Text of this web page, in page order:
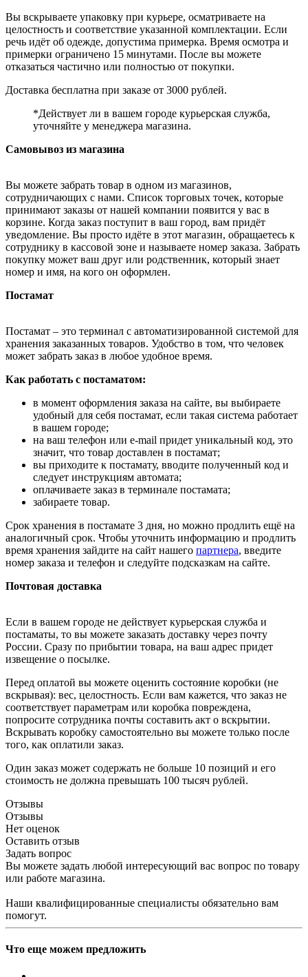
Вы вскрываете упаковку при курьере, осматриваете на
целостность и соответствие указанной комплектации. Если
речь идёт об одежде, допустима примерка. Время осмотра и
примерки ограничено 15 минутами. После вы можете
отказаться частично или полностью от покупки.
Доставка бесплатна при заказе от 3000 рублей.
*Действует ли в вашем городе курьерская служба,
уточняйте у менеджера магазина.
Самовывоз из магазина
Вы можете забрать товар в одном из магазинов,
сотрудничающих с нами. Список торговых точек, которые
принимают заказы от нашей компании появится у вас в
корзине. Когда заказ поступит в ваш город, вам придёт
уведомление. Вы просто идёте в этот магазин, обращаетесь к
сотруднику в кассовой зоне и называете номер заказа. Забрать
покупку может ваш друг или родственник, который знает
номер и имя, на кого он оформлен.
Постамат
Постамат – это терминал с автоматизированной системой для
хранения заказанных товаров. Удобство в том, что человек
может забрать заказ в любое удобное время.
Как работать с постаматом:
в момент оформления заказа на сайте, вы выбираете
удобный для себя постамат, если такая система работает
в вашем городе;
на ваш телефон или e-mail придет уникальный код, это
значит, что товар доставлен в постамат;
вы приходите к постамату, вводите полученный код и
следует инструкциям автомата;
оплачиваете заказ в терминале постамата;
забираете товар.
Срок хранения в постамате 3 дня, но можно продлить ещё на
аналогичный срок. Чтобы уточнить информацию и продлить
время хранения зайдите на сайт нашего партнера, введите
номер заказа и телефон и следуйте подсказкам на сайте.
Почтовая доставка
Если в вашем городе не действует курьерская служба и
постаматы, то вы можете заказать доставку через почту
России. Сразу по прибытии товара, на ваш адрес придет
извещение о посылке.
Перед оплатой вы можете оценить состояние коробки (не
вскрывая): вес, целостность. Если вам кажется, что заказ не
соответствует параметрам или коробка повреждена,
попросите сотрудника почты составить акт о вскрытии.
Вскрывать коробку самостоятельно вы можете только после
того, как оплатили заказ.
Один заказ может содержать не больше 10 позиций и его
стоимость не должна превышать 100 тысяч рублей.
Отзывы
Отзывы
Нет оценок
Оставить отзыв
Задать вопрос
Вы можете задать любой интересующий вас вопрос по товару
или работе магазина.
Наши квалифицированные специалисты обязательно вам
помогут.
Что еще можем предложить